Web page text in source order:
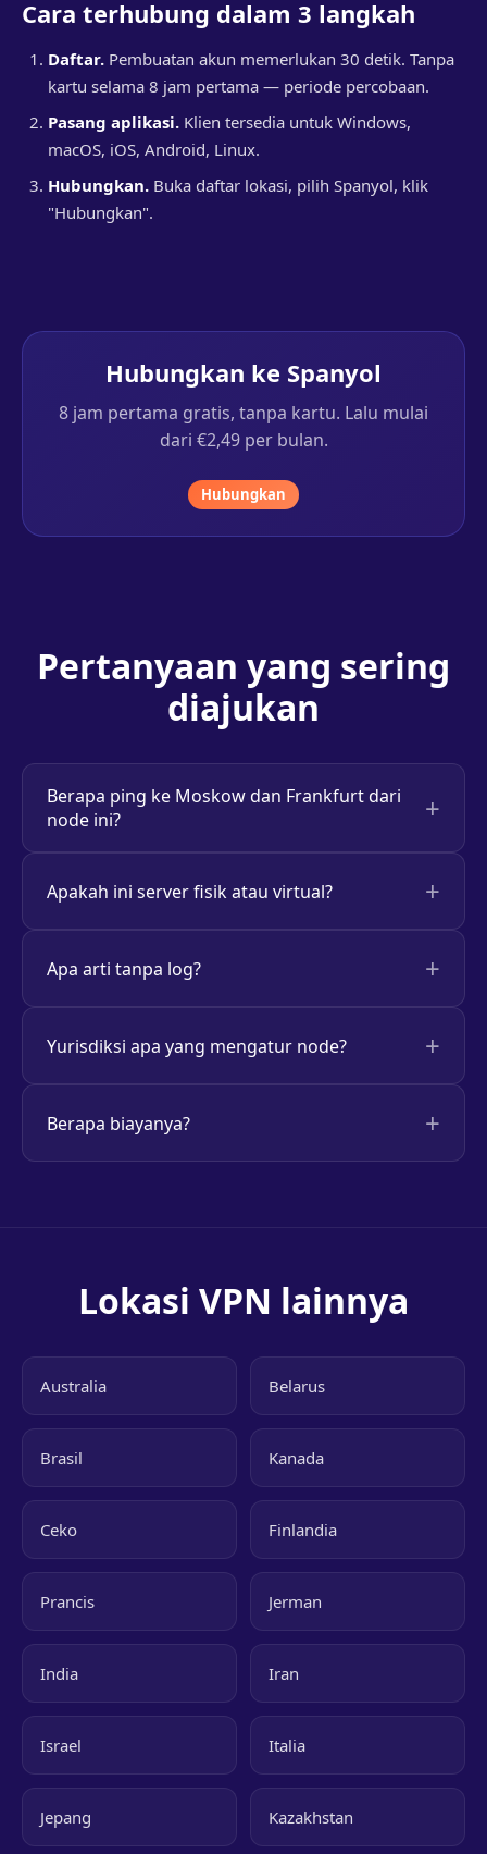
Cara terhubung dalam 3 langkah
Daftar. Pembuatan akun memerlukan 30 detik. Tanpa
kartu selama 8 jam pertama — periode percobaan.
Pasang aplikasi. Klien tersedia untuk Windows,
macOS, iOS, Android, Linux.
Hubungkan. Buka daftar lokasi, pilih Spanyol, klik
"Hubungkan".
Hubungkan ke Spanyol
8 jam pertama gratis, tanpa kartu. Lalu mulai
dari €2,49 per bulan.
Hubungkan
Pertanyaan yang sering
diajukan
Berapa ping ke Moskow dan Frankfurt dari
node ini?
Apakah ini server fisik atau virtual?
Apa arti tanpa log?
Yurisdiksi apa yang mengatur node?
Berapa biayanya?
Lokasi VPN lainnya
Australia Belarus
Brasil Kanada
Ceko Finlandia
Prancis Jerman
India Iran
Israel Italia
Jepang Kazakhstan